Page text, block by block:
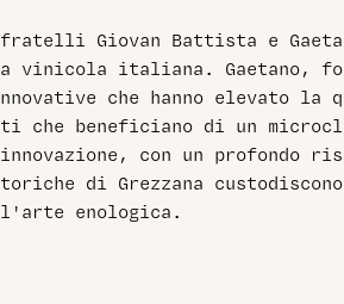
fratelli Giovan Battista e
vinicola italiana. Gaetano,
che hanno elevato
che beneficiano di un
innovazione, con un
di Grezzana
enologica.